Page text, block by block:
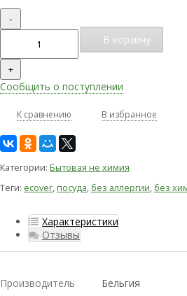
-
+
В корзину
Сообщить о поступлении
К сравнению В избранное
Категории: Бытовая не химия
Теги: ecover,посуда, без аллергии, без
Характеристики
Отзывы
Производитель
Бельгия